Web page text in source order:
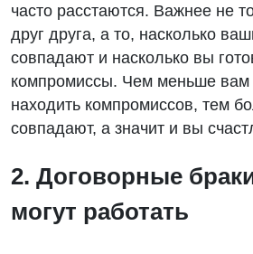
часто расстаются. Важнее не
друг друга, а то, насколько
совпадают и насколько вы
компромиссы. Чем меньше вам
находить компромиссов, тем
совпадают, а значит и вы
2. Договорные
могут работать